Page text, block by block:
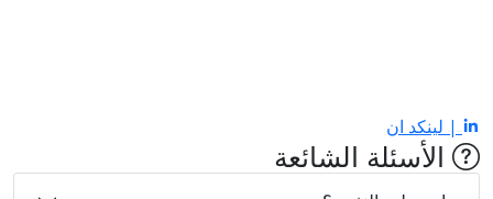
| لينكد ان
الأسئلة الشائعة